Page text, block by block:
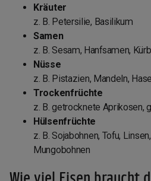
Kräuter
z. B. Petersilie, Basilikum
Samen
z. B. Sesam, Hanfsamen,
Nüsse
z. B. Pistazien, Mandeln,
Trockenfrüchte
z. B. getrocknete Aprikosen,
Hülsenfrüchte
z. B. Sojabohnen, Tofu,
Mungobohnen
Wie viel Eisen braucht